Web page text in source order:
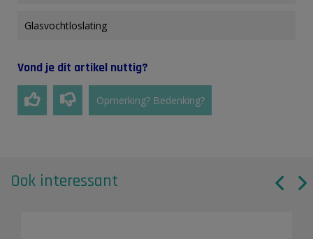
Glasvochtloslating
Vond je dit artikel nuttig?
Opmerking? Bedenking?
Ook interessant